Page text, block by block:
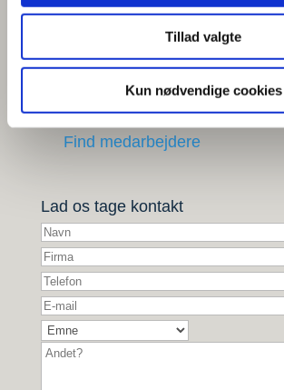
Tillad valgte
Kun nødvendige cookies
+45 63 10 91 00
Find medarbejdere
Lad os tage kontakt